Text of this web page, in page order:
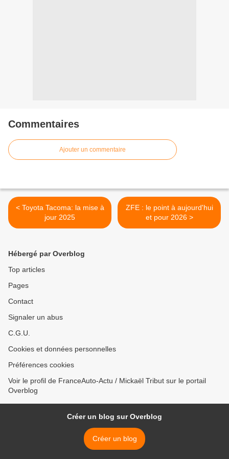
Commentaires
Ajouter un commentaire
< Toyota Tacoma: la mise à
jour 2025
ZFE : le point à aujourd'hui
et pour 2026 >
Hébergé par Overblog
Top articles
Pages
Contact
Signaler un abus
C.G.U.
Cookies et données personnelles
Préférences cookies
Voir le profil de FranceAuto-Actu / Mickaël Tribut sur le portail
Overblog
Créer un blog sur Overblog
Créer un blog